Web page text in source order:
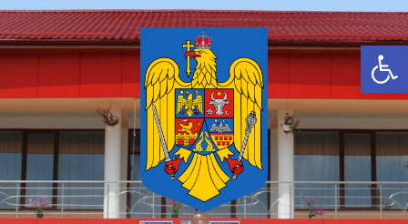
Deschide bara de unelte
Skip
to
content
Skip
to
left
sidebar
Skip
to
right
sidebar
Skip
to
footer